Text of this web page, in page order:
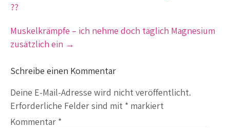
??
Muskelkrämpfe – ich nehme doch täglich Magnesium
zusätzlich ein →
Schreibe einen Kommentar
Deine E-Mail-Adresse wird nicht veröffentlicht.
Erforderliche Felder sind mit * markiert
Kommentar *